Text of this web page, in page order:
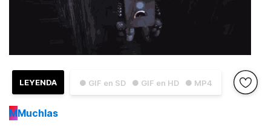
● GIF en SD ● GIF en HD ● MP4
LEYENDA
MMuchlas